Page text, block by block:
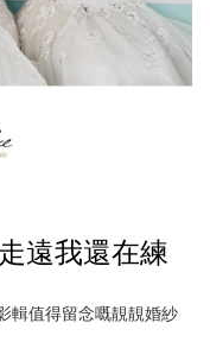
遠我還在練
輯值得留念嘅靚靚婚紗